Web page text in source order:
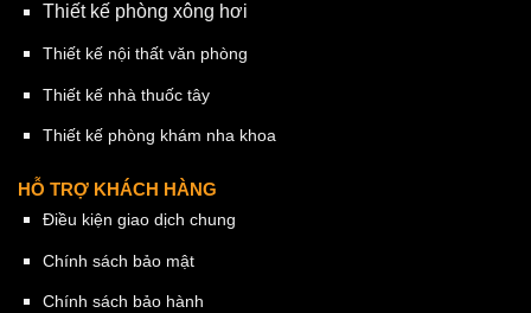
Thiết kế phòng xông hơi
Thiết kế nội thất văn phòng
Thiết kế nhà thuốc tây
Thiết kế phòng khám nha khoa
HỖ TRỢ KHÁCH HÀNG
Điều kiện giao dịch chung
Chính sách bảo mật
Chính sách bảo hành